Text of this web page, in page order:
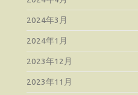
2024年3月
2024年1月
2023年12月
2023年11月